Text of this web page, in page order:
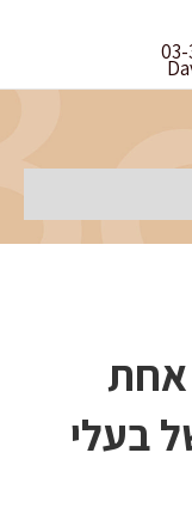
03-
אחת
בעלי